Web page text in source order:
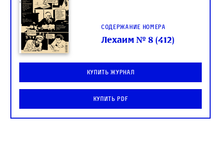
Содержание номера
Лехаим № 8 (412)
Купить журнал
Купить PDF